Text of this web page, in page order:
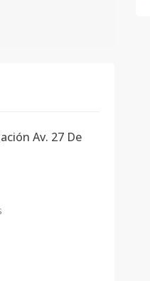
Av. 27 De